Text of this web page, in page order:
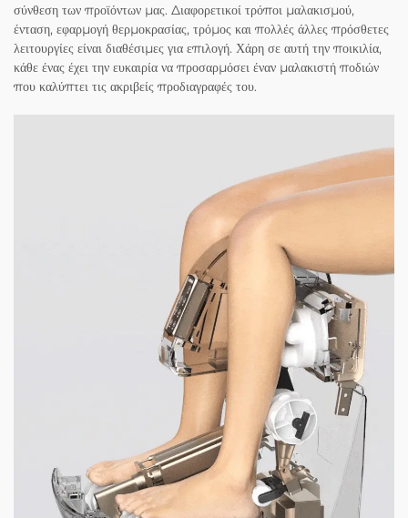
σύνθεση των προϊόντων μας. Διαφορετικοί τρόποι μαλακισμού,
ένταση, εφαρμογή θερμοκρασίας, τρόμος και πολλές άλλες πρόσθετες
λειτουργίες είναι διαθέσιμες για επιλογή. Χάρη σε αυτή την ποικιλία,
κάθε ένας έχει την ευκαιρία να προσαρμόσει έναν μαλακιστή ποδιών
που καλύπτει τις ακριβείς προδιαγραφές του.